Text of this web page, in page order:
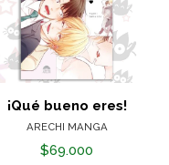
¡Qué bueno eres!
ARECHI MANGA
$69.000